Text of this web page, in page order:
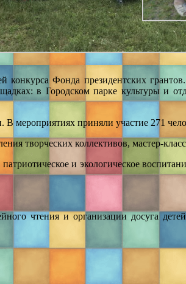
Фонда президентских
в Городском парке культуры и
мероприятиях приняли участие 271
творческих коллективов, мастер-
и экологическое
чтения и организации досуга